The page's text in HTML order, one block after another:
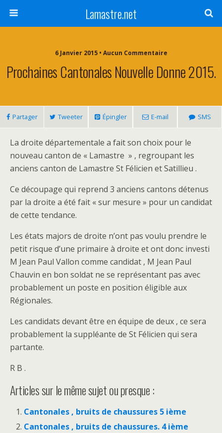
Lamastre.net
6 Janvier 2015 • Aucun Commentaire
Prochaines Cantonales Nouvelle Donne 2015.
Partager Tweeter Épingler E-mail SMS
La droite départementale a fait son choix pour le
nouveau canton de « Lamastre » , regroupant les
anciens canton de Lamastre St Félicien et Satillieu .
Ce découpage qui reprend 3 anciens cantons détenus
par la droite a été fait « sur mesure » pour un candidat
de cette tendance.
Les états majors de droite n’ont pas voulu prendre le
petit risque d’une primaire à droite et ont donc investi
M Jean Paul Vallon comme candidat , M Jean Paul
Chauvin en bon soldat ne se représentant pas avec
probablement un poste en position éligible aux
Régionales.
Les candidats devant être en équipe de deux , ce sera
probablement la suppléante de St Félicien qui sera
partante.
R B .
Articles sur le même sujet ou presque :
Cantonales , bruits de chaussures 5 ième
Cantonales , bruits de chaussures. 4 ième